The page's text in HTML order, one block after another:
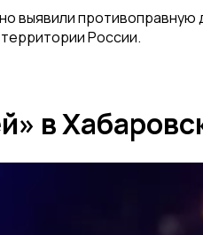
выявили
России.
в